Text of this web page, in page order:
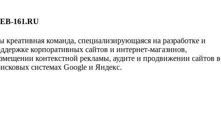
161.RU
креативная команда, специализирующаяся на разработке и
корпоративных сайтов и интернет-магазинов,
контекстной рекламы, аудите и продвижении сайтов в
системах Google и Яндекс.